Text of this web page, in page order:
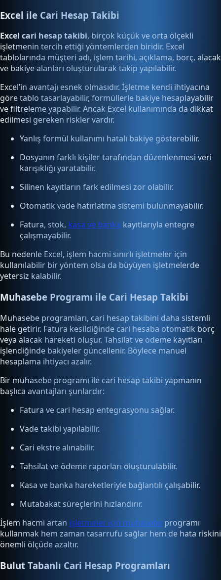
Excel ile Cari Hesap Takibi
Excel cari hesap takibi, birçok küçük ve orta ölçekli
işletmenin tercih ettiği yöntemlerden biridir. Excel
tablolarında müşteri adı, işlem tarihi, açıklama, borç, alacak
ve bakiye alanları oluşturularak takip yapılabilir.
Excel’in avantajı esnek olmasıdır. İşletme kendi ihtiyacına
göre tablo tasarlayabilir, formüllerle bakiye hesaplayabilir
ve filtreleme yapabilir. Ancak Excel kullanımında da dikkat
edilmesi gereken riskler vardır.
Yanlış formül kullanımı hatalı bakiye gösterebilir.
Dosyanın farklı kişiler tarafından düzenlenmesi veri
karışıklığı yaratabilir.
Silinen kayıtların fark edilmesi zor olabilir.
Otomatik vade hatırlatma sistemi bulunmayabilir.
Fatura, stok, kasa ve banka kayıtlarıyla entegre
çalışmayabilir.
Bu nedenle Excel, işlem hacmi sınırlı işletmeler için
kullanılabilir bir yöntem olsa da büyüyen işletmelerde
yetersiz kalabilir.
Muhasebe Programı ile Cari Hesap Takibi
Muhasebe programları, cari hesap takibini daha sistemli
hale getirir. Fatura kesildiğinde cari hesaba otomatik borç
veya alacak hareketi oluşur. Tahsilat ve ödeme kayıtları
işlendiğinde bakiyeler güncellenir. Böylece manuel
hesaplama ihtiyacı azalır.
Bir muhasebe programı ile cari hesap takibi yapmanın
başlıca avantajları şunlardır:
Fatura ve cari hesap entegrasyonu sağlar.
Vade takibi yapılabilir.
Cari ekstre alınabilir.
Tahsilat ve ödeme raporları oluşturulabilir.
Kasa ve banka hareketleriyle bağlantılı çalışabilir.
Mutabakat süreçlerini hızlandırır.
İşlem hacmi artan işletmeler için muhasebe programı
kullanmak hem zaman tasarrufu sağlar hem de hata riskini
önemli ölçüde azaltır.
Bulut Tabanlı Cari Hesap Programları